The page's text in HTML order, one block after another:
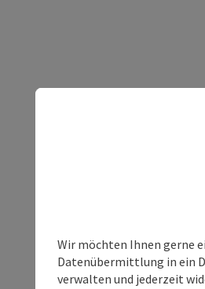
Wir möchten Ihnen gerne
Datenübermittlung in ein
verwalten und jederzeit